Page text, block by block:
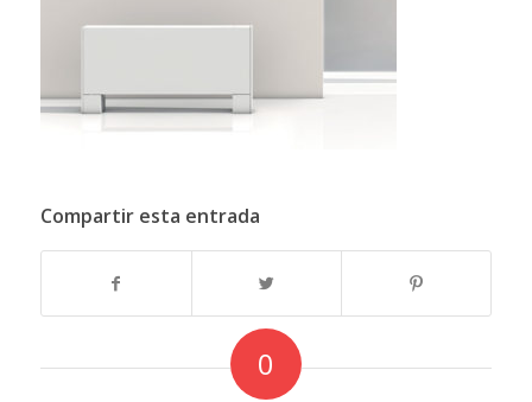
Compartir esta entrada
0